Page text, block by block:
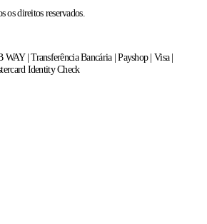
os direitos reservados.
| Transferência Bancária | Payshop | Visa |
Identity Check